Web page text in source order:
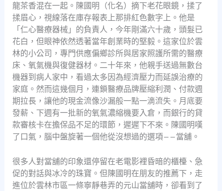
龍茶香混在一起。陳國明（化名）摘下老花眼鏡，揉了
揉眉心，視線落在庫存報表上那排紅色數字上。他是
「仁心醫療器械」的負責人，今年剛滿六十歲，頭髮已
花白，但眼神依然透著當年創業時的堅毅。這家位於雲
林的小公司，專門供應偏鄉診所與居家照護所需的醫療
床、氧氣機與復健器材。二十年來，他親手送過無數台
機器到病人家中，看過太多因為經濟壓力而延誤治療的
家庭。然而這幾個月，連鎖醫療品牌壓縮利潤、付款週
期拉長，讓他的現金流像沙漏般一點一滴流失。月底要
發薪、下週有一批新的氧氣濃縮機要入倉，而銀行的貸
款審核卡在擔保品不足的環節，遲遲下不來。陳國明嘆
了口氣，腦中盤旋著一個他從沒想過的選項——當舖。
很多人對當舖的印象還停留在老電影裡昏暗的櫃檯、急
促的對話與冰冷的珠寶。但陳國明在朋友的推薦下，走
進位於雲林市區一條寧靜巷弄的元山當舖時，卻看到了